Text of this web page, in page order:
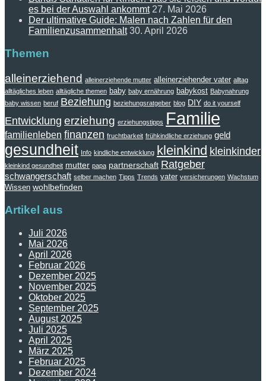
es bei der Auswahl ankommt 27. Mai 2026
Der ultimative Guide: Malen nach Zahlen für den
Familienzusammenhalt 30. April 2026
Themen
alleinerziehend alleinerziehende mutter alleinerziehender vater alltag
alltägliches leben alltägliche themen baby baby ernährung babykost Babynahrung
baby wissen beruf Beziehung beziehungsratgeber blog DIY do it yourself
Entwicklung erziehung erziehungstipps Familie
familienleben finanzen fruchtbarkeit frühkindliche erziehung geld
gesundheit Info kindliche entwicklung kleinkind kleinkinder
kleinkind gesundheit mutter papa partnerschaft Ratgeber
schwangerschaft selber machen Tipps Trends vater versicherungen Wachstum
Wissen wohlbefinden
Artikel aus
Juli 2026
Mai 2026
April 2026
Februar 2026
Dezember 2025
November 2025
Oktober 2025
September 2025
August 2025
Juli 2025
April 2025
März 2025
Februar 2025
Dezember 2024